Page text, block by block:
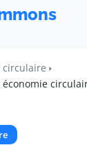
circulaire
économie